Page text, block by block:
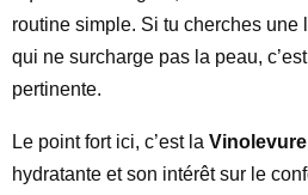
routine simple. Si tu cherches une
qui ne surcharge pas la peau,
pertinente.
Le point fort ici, c’est la Vinolevure
hydratante et son intérêt sur le